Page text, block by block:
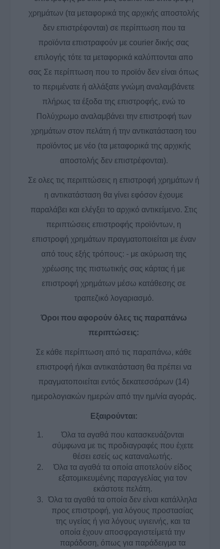
χρημάτων (τα μεταφορικά της αρχικής αποστολής
δεν επιστρέφονται) σε περίπτωση που τα
προϊόντα επιστραφούν με courier δικής σας
επιλογής τότε τα μεταφορικά καλύπτονται απο
σας Σε περίπτωση που το προϊόν δεν είναι όπως
το περιμένατε ή αλλάξατε γνώμη αναλαμβάνετε
πλήρως τα έξοδα της επιστροφής, ενώ το
Πολύχρωμο αναλαμβάνει την επιστροφή των
χρημάτων στον πελάτη ή την αντικατάσταση του
προϊόντος με νέο (τα μεταφορικά της αρχικής
αποστολής δεν επιστρέφονται).
Σε ολες τις περιπτώσεις η επιστροφή χρημάτων ή
η αντικατάσταση θα γίνει εφόσον έχουμε
παραλάβει και ελέγξει το αρχικό αντικείμενο. Στις
περιπτώσεις επιστροφής προϊόντων, η
επιστροφή χρημάτων πραγματοποιείται με έναν
από τους εξής τρόπους: - με ακύρωση της
χρέωσης της πιστωτικής σας κάρτας ή με
επιστροφή χρημάτων μέσω κατάθεσης σε
τραπεζικό λογαριασμό.
Όροι που αφορούν όλες τις παραπάνω
περιπτώσεις:
Σε κάθε περίπτωση από τις παραπάνω, κάθε
επιστροφή ή/και αντικατάσταση θα πρέπει να
πραγματοποιείται εντός δεκατεσσάρων (14)
ημερολογιακών ημερών από την ημ/νία αγοράς.
Εξαιρούνται:
Όλα τα αγαθά που κατασκευάζονται
σύμφωνα με τις προδιαγραφές που έχετε
θέσει εσείς ως καταναλωτής.
Όλα τα αγαθά τα οποία αποτελούν είδος
εξατομικευμένης παραγγελίας για τον
εκάστοτε πελάτη.
Όλα τα αγαθά τα οποία δεν είναι κατάλληλα
προς επιστροφή, για λόγους προστασίας
της υγείας ή για λόγους υγιεινής, και τα
οποία έχουν αποσφραγιστείμετά την
παράδοση, όπως για παράδειγμα τα